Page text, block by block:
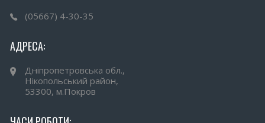
(05667) 4-30-35
АДРЕСА:
Дніпропетровська обл.,
Нікопольський район,
53300, м.Покров